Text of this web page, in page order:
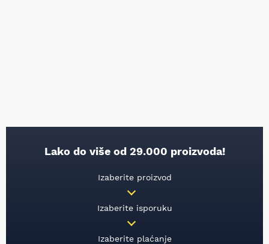
Lako do više od 29.000 proizvoda!
Izaberite proizvod
Izaberite isporuku
Izaberite plaćanje